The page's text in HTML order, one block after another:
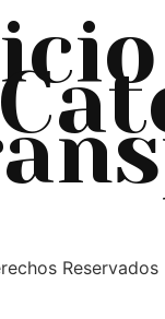
Reservados